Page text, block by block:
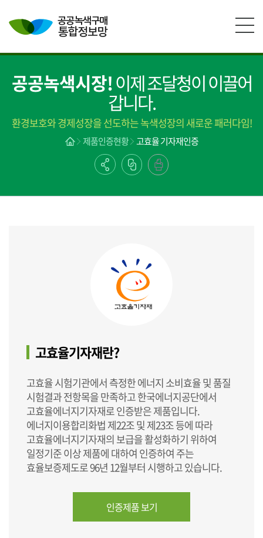
공공녹색시장!이제 조달청이 이끌어
갑니다.
환경보호와 경제성장을 선도하는 녹색성장의 새로운 패러다임!
제품인증현황 고효율 기자재인증
고효율기자재란?
고효율 시험기관에서 측정한 에너지 소비효율 및 품질
시험결과 전항목을 만족하고 한국에너지공단에서
고효율에너지기자재로 인증받은 제품입니다.
에너지이용합리화법 제22조 및 제23조 등에 따라
고효율에너지기자재의 보급을 활성화하기 위하여
일정기준 이상 제품에 대하여 인증하여 주는
효율보증제도로 96년 12월부터 시행하고 있습니다.
인증제품 보기